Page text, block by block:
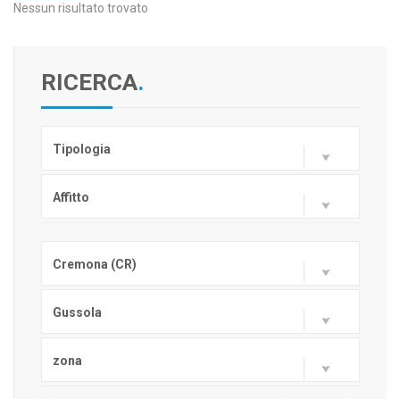
Nessun risultato trovato
RICERCA.
Tipologia
Affitto
Cremona (CR)
Gussola
zona